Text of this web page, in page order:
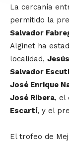
La cercanía
permitido la
Salvador
Alginet ha
localidad,
Salvador
José Enrique
José Ribera, el
Escartí, y el
El trofeo de